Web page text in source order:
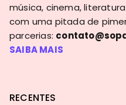
música, cinema,
com uma pitada de
parcerias:
SAIBA MAIS
RECENTES